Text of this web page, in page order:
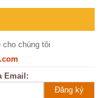
chúng tôi
Email: